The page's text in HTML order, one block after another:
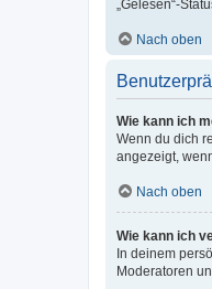
„Gelesen“-
Nach oben
Wie kann ich
Wenn du dich
angezeigt,
Nach oben
Wie kann ich
In deinem
Moderatoren